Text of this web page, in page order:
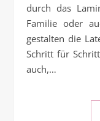
durch das
Familie oder
gestalten die
Schritt für
auch,…